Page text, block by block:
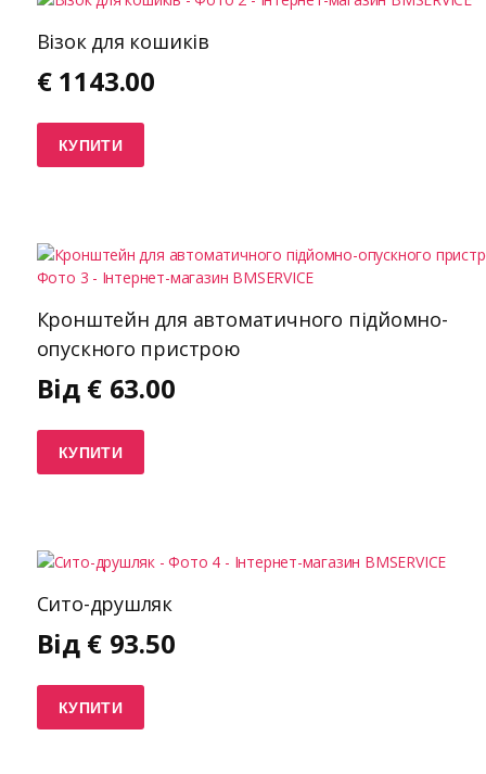
Візок для кошиків
€ 1143.00
КУПИТИ
Кронштейн для автоматичного підйомно-
опускного пристрою
Від € 63.00
КУПИТИ
Сито-друшляк
Від € 93.50
КУПИТИ